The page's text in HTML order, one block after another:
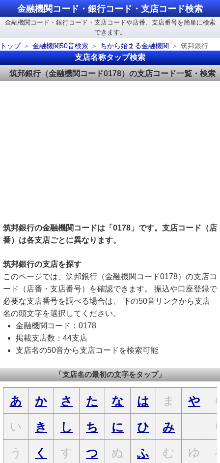
金融機関コード・銀行コード・支店コード検索
金融機関コード・銀行コード・支店コードや店番、支店番号を簡単に検索
できます。
トップ
金融機関50音検索 ちから始まる金融機関 筑邦銀行
支店名称タップ検索
筑邦銀行（金融機関コード0178）の支店コード一覧・検索
筑邦銀行の金融機関コードは「0178」です。支店コード（店
番）は各支店ごとに異なります。
筑邦銀行の支店を探す
このページでは、筑邦銀行（金融機関コード0178）の支店コ
ード（店番・支店番号）を確認できます。 振込や口座登録で
必要な支店番号を調べる場合は、 下の50音リンクから支店
名の頭文字を選択してください。
金融機関コード：0178
掲載支店数：44支店
支店名の50音から支店コードを検索可能
「支店名の最初の文字をタップ」
あ か さ た な は ま や
い
き し ち に ひ み
う
く す つ ぬ ふ む ゆ